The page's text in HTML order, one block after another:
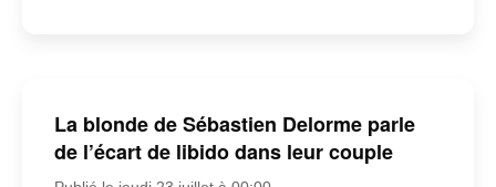
La blonde de Sébastien Delorme parle
de l’écart de libido dans leur couple